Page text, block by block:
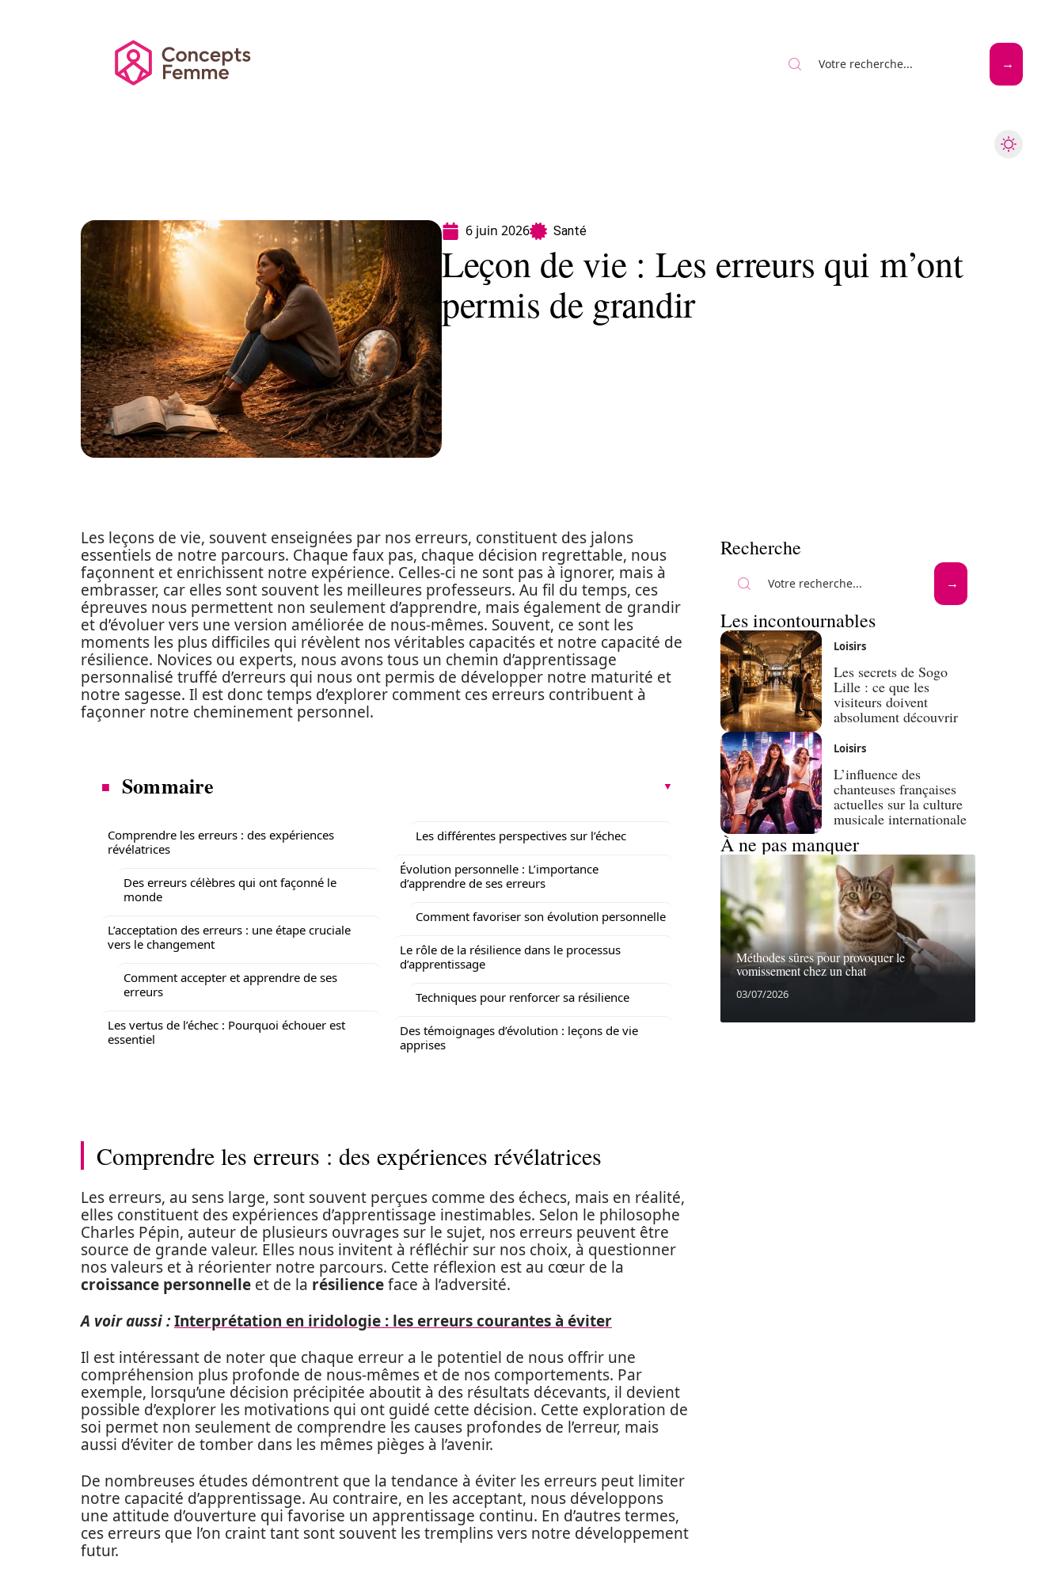
6 juin 2026 Santé
Leçon de vie : Les erreurs qui m’ont
permis de grandir
Les leçons de vie, souvent enseignées par nos erreurs, constituent des jalons
essentiels de notre parcours. Chaque faux pas, chaque décision regrettable, nous
façonnent et enrichissent notre expérience. Celles-ci ne sont pas à ignorer, mais à
embrasser, car elles sont souvent les meilleures professeurs. Au fil du temps, ces
épreuves nous permettent non seulement d’apprendre, mais également de grandir
et d’évoluer vers une version améliorée de nous-mêmes. Souvent, ce sont les
moments les plus difficiles qui révèlent nos véritables capacités et notre capacité de
résilience. Novices ou experts, nous avons tous un chemin d’apprentissage
personnalisé truffé d’erreurs qui nous ont permis de développer notre maturité et
notre sagesse. Il est donc temps d’explorer comment ces erreurs contribuent à
façonner notre cheminement personnel.
Sommaire
Comprendre les erreurs : des expériences
révélatrices
Des erreurs célèbres qui ont façonné le
monde
L’acceptation des erreurs : une étape cruciale
vers le changement
Comment accepter et apprendre de ses
erreurs
Les vertus de l’échec : Pourquoi échouer est
essentiel
Les différentes perspectives sur l’échec
Évolution personnelle : L’importance
d’apprendre de ses erreurs
Comment favoriser son évolution personnelle
Le rôle de la résilience dans le processus
d’apprentissage
Techniques pour renforcer sa résilience
Des témoignages d’évolution : leçons de vie
apprises
Comprendre les erreurs : des expériences révélatrices
Les erreurs, au sens large, sont souvent perçues comme des échecs, mais en réalité,
elles constituent des expériences d’apprentissage inestimables. Selon le philosophe
Charles Pépin, auteur de plusieurs ouvrages sur le sujet, nos erreurs peuvent être
source de grande valeur. Elles nous invitent à réfléchir sur nos choix, à questionner
nos valeurs et à réorienter notre parcours. Cette réflexion est au cœur de la
croissance personnelle et de la résilienceface à l’adversité.
A voir aussi :Interprétation en iridologie : les erreurs courantes à éviter
Il est intéressant de noter que chaque erreur a le potentiel de nous offrir une
compréhension plus profonde de nous-mêmes et de nos comportements. Par
exemple, lorsqu’une décision précipitée aboutit à des résultats décevants, il devient
possible d’explorer les motivations qui ont guidé cette décision. Cette exploration de
soi permet non seulement de comprendre les causes profondes de l’erreur, mais
aussi d’éviter de tomber dans les mêmes pièges à l’avenir.
De nombreuses études démontrent que la tendance à éviter les erreurs peut limiter
notre capacité d’apprentissage. Au contraire, en les acceptant, nous développons
une attitude d’ouverture qui favorise un apprentissage continu. En d’autres termes,
ces erreurs que l’on craint tant sont souvent les tremplins vers notre développement
futur.
Recherche
Les incontournables
Loisirs
Les secrets de Sogo
Lille : ce que les
visiteurs doivent
absolument découvrir
Loisirs
L’influence des
chanteuses françaises
actuelles sur la culture
musicale internationale
À ne pas manquer
Méthodes sûres pour provoquer le
vomissement chez un chat
03/07/2026